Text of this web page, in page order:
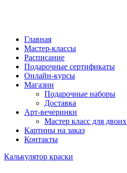
Главная
Мастер-классы
Расписание
Подарочные сертификаты
Онлайн-курсы
Магазин
Подарочные наборы
Доставка
Арт-вечеринки
Мастер класс для двоих
Картины на заказ
Контакты
Калькулятор краски